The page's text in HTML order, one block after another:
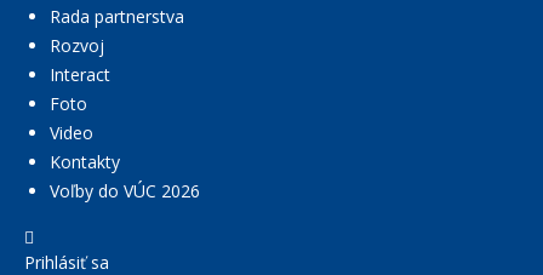
Rada partnerstva
Rozvoj
Interact
Foto
Video
Kontakty
Voľby do VÚC 2026
Prihlásiť sa